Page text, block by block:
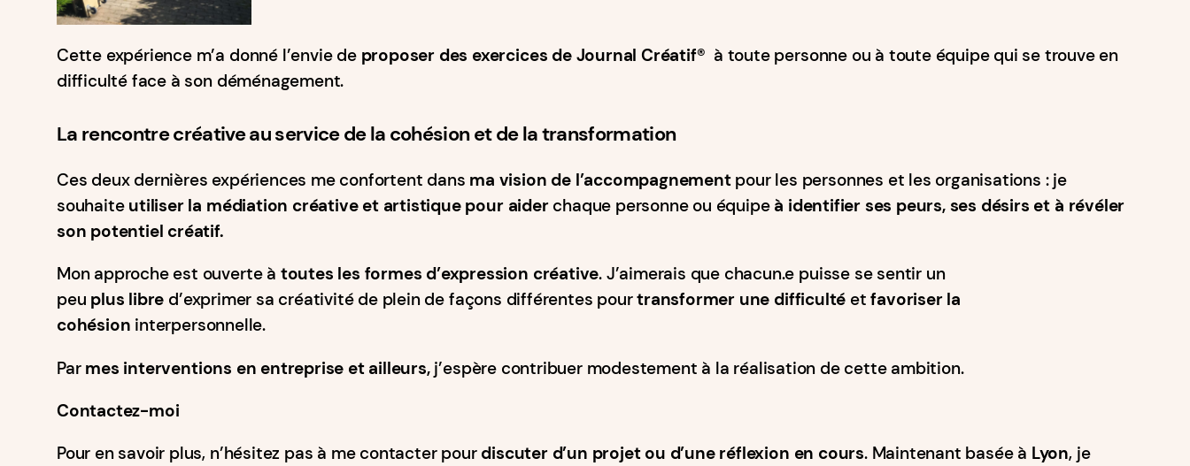
Cette expérience m’a donné l’envie de proposer des exercices de Journal Créatif®️ à toute personne ou à toute équipe qui se trouve en
difficulté face à son déménagement.
La rencontre créative au service de la cohésion et de la transformation
Ces deux dernières expériences me confortent dans ma vision de l’accompagnementpour les personnes et les organisations : je
souhaite utiliser la médiation créative et artistique pour aiderchaque personne ou équipe à identifier ses peurs, ses désirs et à révéler
son potentiel créatif.
Mon approche est ouverte à toutes les formes d’expression créative. J’aimerais que chacun.e puisse se sentir un
peu plus libre d’exprimer sa créativité de plein de façons différentes pourtransformer une difficulté etfavoriser la
cohésion interpersonnelle.
Par mes interventions en entreprise et ailleurs,j’espère contribuer modestement à la réalisation de cette ambition.
Contactez-moi
Pour en savoir plus, n’hésitez pas à me contacter pour discuter d’un projet ou d’une réflexion en cours. Maintenant basée à Lyon, je